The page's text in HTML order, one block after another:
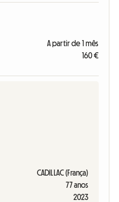
A partir de 1 mês
160 €
CADILLAC (França)
77 anos
2023